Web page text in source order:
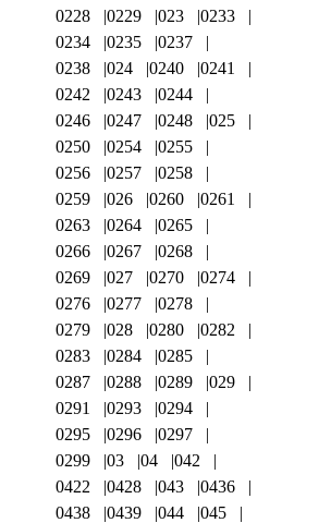
0228
0229 023
0233
0234
0235
0237
0238
024 0240
0241
0242
0243
0244
0246
0247 0248
025
0250
0254
0255
0256
0257
0258
0259
026 0260
0261
0263
0264
0265
0266
0267
0268
0269
027 0270
0274
0276
0277
0278
0279
028 0280
0282
0283
0284
0285
0287
0288 0289
029
0291
0293
0294
0295
0296
0297
0299
03 04
042
0422
0428 043
0436
0438
0439 044
045